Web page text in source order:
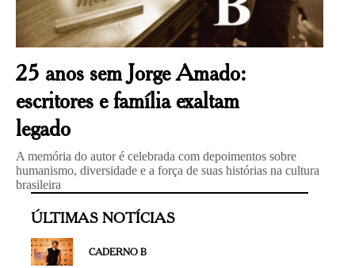
25 anos sem Jorge Amado:
escritores e família exaltam
legado
A memória do autor é celebrada com depoimentos sobre
humanismo, diversidade e a força de suas histórias na cultura
brasileira
ÚLTIMAS NOTÍCIAS
CADERNO B